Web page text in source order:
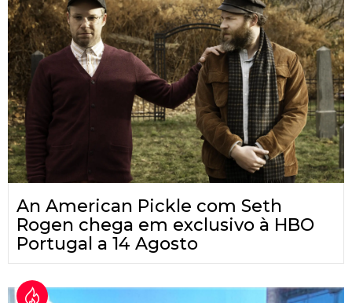
An American Pickle com Seth
Rogen chega em exclusivo à HBO
Portugal a 14 Agosto